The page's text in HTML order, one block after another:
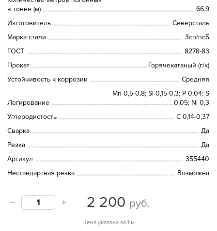
в тонне (м)
66.9
Изготовитель
Северсталь
Марка стали
3сп/пс5
ГОСТ
8278-83
Прокат
Горячекатаный (г/к)
Устойчивость к коррозии
Средняя
Легирование
Mn 0,5-0,8; Si 0,15-0,3; P 0,04; S
0,05; Ni 0,3
Углеродистость
C 0,14-0,37
Сварка
Да
Резка
Да
Артикул
355440
Нестандартная резка
Возможна
2 200 руб.
Цена указана за 1 м